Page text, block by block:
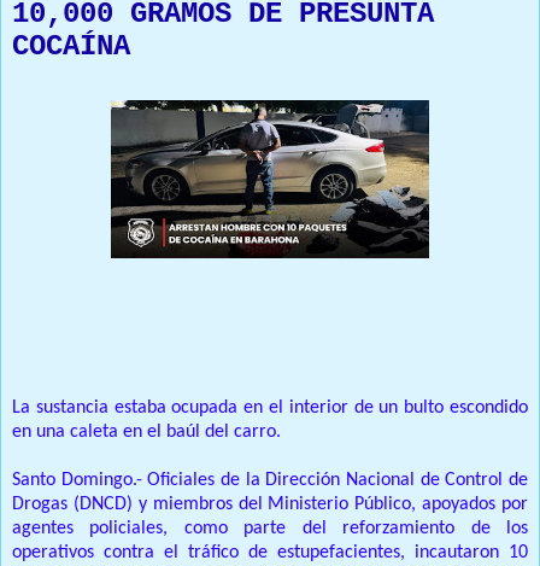
10,000 GRAMOS DE PRESUNTA
COCAÍNA
La sustancia estaba ocupada en el interior de un bulto escondido
en una caleta en el baúl del carro.
Santo Domingo.- Oficiales de la Dirección Nacional de Control de
Drogas (DNCD) y miembros del Ministerio Público, apoyados por
agentes policiales, como parte del reforzamiento de los
operativos contra el tráfico de estupefacientes, incautaron 10